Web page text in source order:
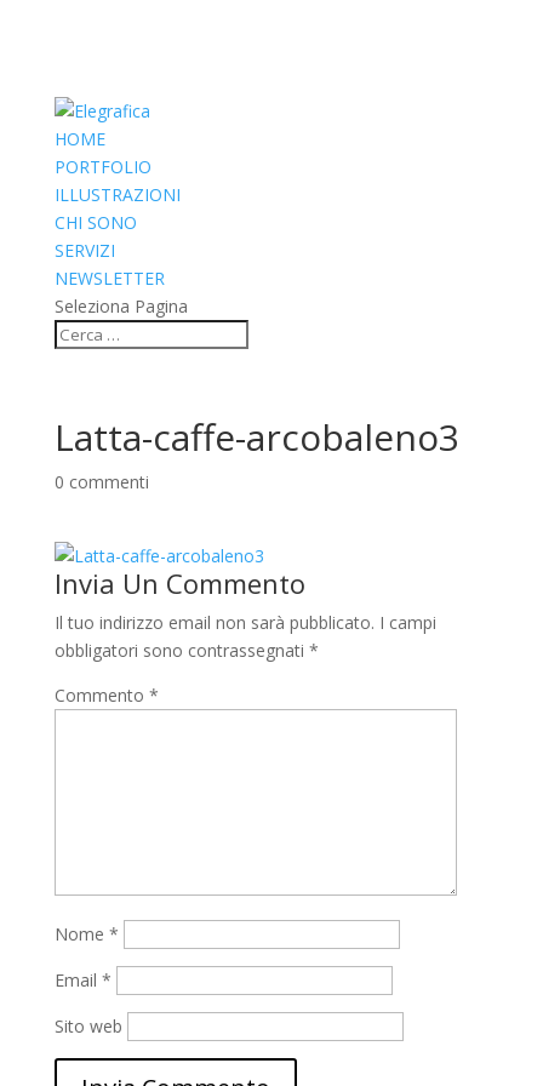
HOME
PORTFOLIO
ILLUSTRAZIONI
CHI SONO
SERVIZI
NEWSLETTER
Seleziona Pagina
Latta-caffe-arcobaleno3
0 commenti
Invia Un Commento
Il tuo indirizzo email non sarà pubblicato. I campi
obbligatori sono contrassegnati *
Commento *
Nome *
Email *
Sito web